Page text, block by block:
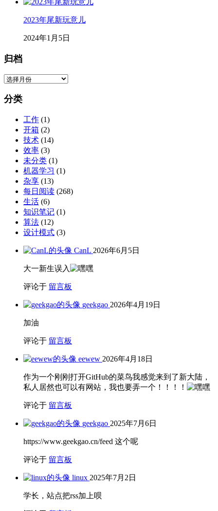
2023年尾新玩意儿
2024年1月5日
归档
归
分类
工作 (1)
开箱 (2)
技术 (14)
效率 (3)
未分类 (1)
机器学习 (1)
杂享 (13)
每日阅读 (268)
生活 (6)
知识笔记 (1)
算法 (12)
设计模式 (3)
CanL 2026年6月5日
大一新生误入
评论于 留言板
geekgao 2026年4月19日
加油
评论于 留言板
eewew 2026年4月18日
作为一个刚刚打开GitHub的菜鸟我感觉来到了新大陆，
私人居然也可以有网站，我也要弄一个！！！！
评论于 留言板
geekgao 2025年7月6日
https://www.geekgao.cn/feed 这个呢
评论于 留言板
linux 2025年7月2日
学长，站点把rss加上呗